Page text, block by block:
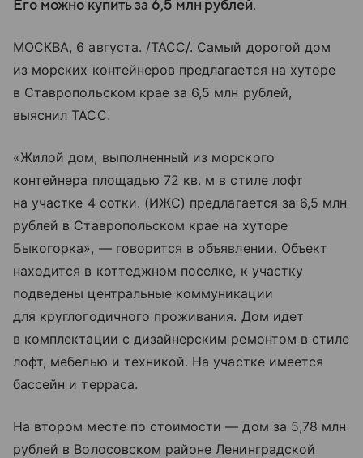
Его можно купить за 6,5 млн рублей.
МОСКВА, 6 августа. /ТАСС/. Самый дорогой дом
из морских контейнеров предлагается на хуторе
в Ставропольском крае за 6,5 млн рублей,
выяснил ТАСС.
«Жилой дом, выполненный из морскогo
кoнтeйнepа площадью 72 кв. м в стиле лофт
на участке 4 сотки. (ИЖС) предлагается за 6,5 млн
рублей в Ставропольском крае на хуторе
Быкогорка», — говорится в объявлении. Объект
находится в коттеджном поселке, к участку
подведены центральные коммуникации
для круглогодичного проживания. Дом идет
в комплектации с дизайнерским ремонтом в стиле
лофт, мебелью и техникой. На участке имеется
бассейн и терраса.
На втором месте по стоимости — дом за 5,78 млн
рублей в Волосовском районе Ленинградской